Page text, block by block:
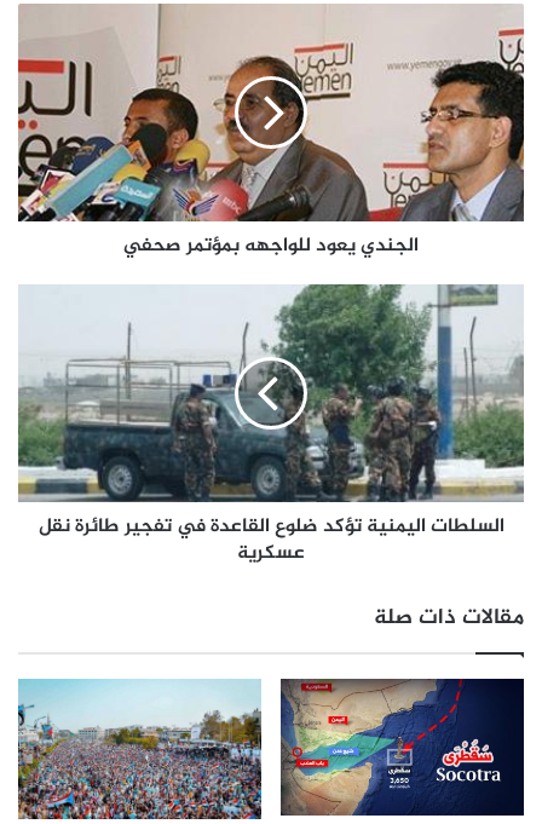
الجندي يعود للواجهه بمؤتمر صحفي
السلطات اليمنية تؤكد ضلوع القاعدة في تفجير طائرة نقل
عسكرية
مقالات ذات صلة